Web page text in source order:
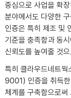
중심으로 사업을 확
분야에서도 다양한
인증은 특히 제조 및
기준을 충족함과 동
신뢰도를 높여줄 것
특히 클라우드네트
9001) 인증을 취득한
체계를 구축함으로써